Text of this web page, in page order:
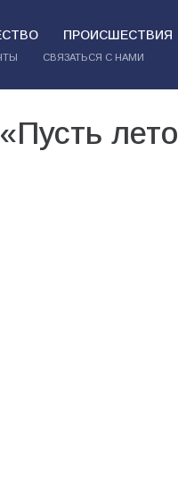
ПРОИСШЕСТВИЯ
СВЯЗАТЬСЯ С НАМИ
лето